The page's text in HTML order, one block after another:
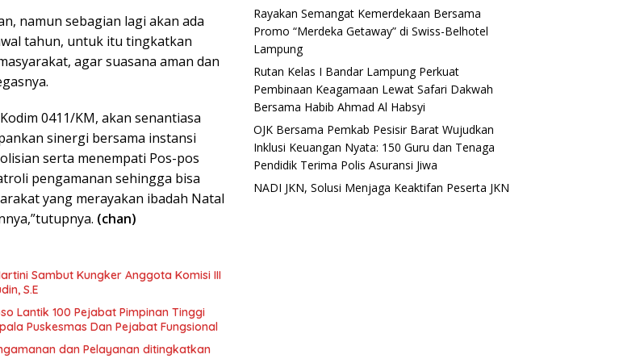
namun sebagian lagi akan ada
tahun, untuk itu tingkatkan
agar suasana aman dan
0411/KM, akan senantiasa
sinergi bersama instansi
serta menempati Pos-pos
pengamanan sehingga bisa
yang merayakan ibadah Natal
(chan)
Sambut Kungker Anggota Komisi III
S.E
Lantik 100 Pejabat Pimpinan Tinggi
Puskesmas Dan Pejabat Fungsional
dan Pelayanan ditingkatkan
Rayakan Semangat Kemerdekaan Bersama
Promo “Merdeka Getaway” di Swiss-Belhotel
Lampung
Rutan Kelas I Bandar Lampung Perkuat
Pembinaan Keagamaan Lewat Safari Dakwah
Bersama Habib Ahmad Al Habsyi
OJK Bersama Pemkab Pesisir Barat Wujudkan
Inklusi Keuangan Nyata: 150 Guru dan Tenaga
Pendidik Terima Polis Asuransi Jiwa
NADI JKN, Solusi Menjaga Keaktifan Peserta JKN